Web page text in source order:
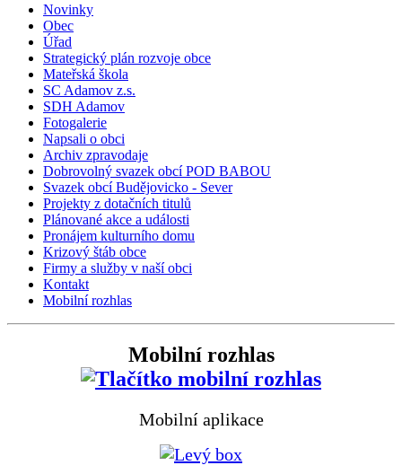
Novinky
Obec
Úřad
Strategický plán rozvoje obce
Mateřská škola
SC Adamov z.s.
SDH Adamov
Fotogalerie
Napsali o obci
Archiv zpravodaje
Dobrovolný svazek obcí POD BABOU
Svazek obcí Budějovicko - Sever
Projekty z dotačních titulů
Plánované akce a události
Pronájem kulturního domu
Krizový štáb obce
Firmy a služby v naší obci
Kontakt
Mobilní rozhlas
Mobilní rozhlas
Mobilní aplikace